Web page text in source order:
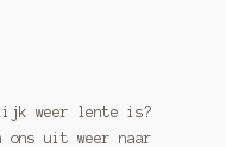
weer lente is?
ons uit weer naar